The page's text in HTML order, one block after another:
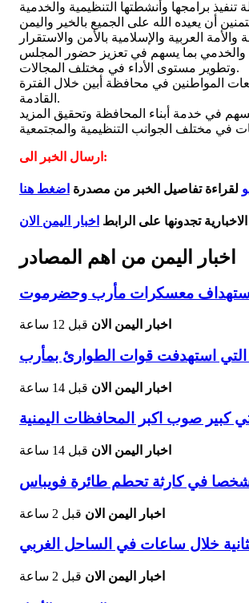
أن يعيده الله على الجميع بالخير واليمن
والخدمي بما يسهم في تعزيز حضور المجلس
وتطوير مستوى الأداء في مختلف المجالات.
المواطنين في محافظة أبين خلال الفترة
القادمة.
في خدمة أبناء المحافظة وتحقيق المزيد
ارسال الخبر الى:
لقراءة تفاصيل الخبر من مصدرة اضغط هنا
تجدونها على الرابط اخبار اليمن الان
اخبار اليمن من اهم المصادر
استهداف معسكرات مأرب وحضرموت
اخبار اليمن الان قبل 12 ساعة
استهدفت قوات الطوارئ بمأرب
اخبار اليمن الان قبل 14 ساعة
كبير صوب اكبر المحافظات اليمنية
اخبار اليمن الان قبل 14 ساعة
اخبار اليمن الان قبل 2 ساعة
خلال ساعات في الساحل الغربي
اخبار اليمن الان قبل 2 ساعة